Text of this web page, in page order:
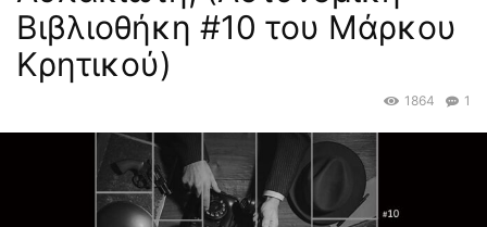
Βιβλιοθήκη #10 του Μάρκου
Κρητικού)
1
1864